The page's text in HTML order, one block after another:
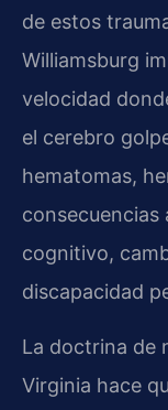
de estos
Williamsburg
velocidad
el cerebro
hematomas,
consecuencias
cognitivo,
discapacidad
La doctrina de
Virginia hace